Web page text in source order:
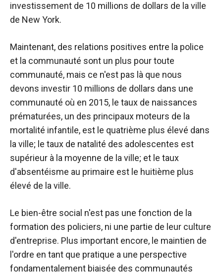
investissement de 10 millions de dollars de la ville
de New York.
Maintenant, des relations positives entre la police
et la communauté sont un plus pour toute
communauté, mais ce n'est pas là que nous
devons investir 10 millions de dollars dans une
communauté où en 2015, le taux de naissances
prématurées, un des principaux moteurs de la
mortalité infantile, est le quatrième plus élevé dans
la ville; le taux de natalité des adolescentes est
supérieur à la moyenne de la ville; et le taux
d'absentéisme au primaire est le huitième plus
élevé de la ville.
Le bien-être social n'est pas une fonction de la
formation des policiers, ni une partie de leur culture
d'entreprise. Plus important encore, le maintien de
l'ordre en tant que pratique a une perspective
fondamentalement biaisée des communautés